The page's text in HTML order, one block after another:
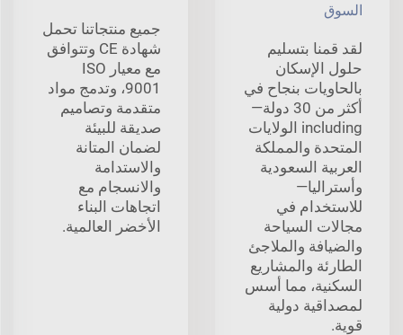
السوق
لقد قمنا بتسليم
حلول الإسكان
بالحاويات بنجاح في
أكثر من 30 دولة—
including الولايات
المتحدة والمملكة
العربية السعودية
وأستراليا—
للاستخدام في
مجالات السياحة
والضيافة والملاجئ
الطارئة والمشاريع
السكنية، مما أسس
لمصداقية دولية
قوية.
جميع منتجاتنا تحمل
شهادة CE وتتوافق
مع معيار ISO
9001، وتدمج مواد
متقدمة وتصاميم
صديقة للبيئة
لضمان المتانة
والاستدامة
والانسجام مع
اتجاهات البناء
الأخضر العالمية.